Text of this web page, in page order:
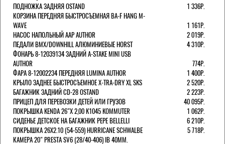
ПОДНОЖКА ЗАДНЯЯ OSTAND
1 336Р.
КОРЗИНА ПЕРЕДНЯЯ БЫСТРОСЪЕМНАЯ BA-F HANG M-
WAVE
1 161Р.
НАСОС НАПОЛЬНЫЙ AAP AUTHOR
2 019Р.
ПЕДАЛИ BMX/DOWNHILL АЛЮМИНИЕВЫЕ HORST
4 310Р.
ФОНАРЬ 8-12039134 ЗАДНИЙ A-STAKE MINI USB
AUTHOR
774Р.
ФАРА 8-12002234 ПЕРЕДНЯЯ LUMINA AUTHOR
1 400Р.
КРЫЛО ЗАДНЕЕ БЫСТРОСЪЕМНОЕ X-TRA-DRY XL SKS
2 520Р.
БАГАЖНИК ЗАДНИЙ CD-28 OSTAND
2 223Р.
ПРИЦЕП ДЛЯ ПЕРЕВОЗКИ ДЕТЕЙ ИЛИ ГРУЗОВ
40 095Р.
ПОКРЫШКА KENDA 26"Х 2,00 K1045 KOMMUTER
1 062Р.
СИДЕНЬЕ ДЕТСКОЕ НА БАГАЖНИК PEPE BELLELLI
6 210Р.
ПОКРЫШКА 26X2.10 (54-559) HURRICANE SCHWALBE
5 718Р.
КАМЕРА 20" PRESTA SV6 (28/40-406) IB 40MM.